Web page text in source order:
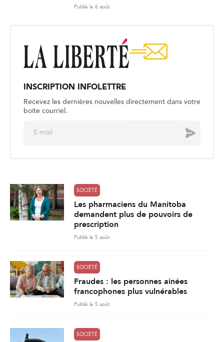
Publié le 6 août
INSCRIPTION INFOLETTRE
Recevez les dernières nouvelles directement dans votre
boite courriel.
Envoyer
SOCIÉTÉ
Les pharmaciens du Manitoba
demandent plus de pouvoirs de
prescription
Publié le 5 août
SOCIÉTÉ
Fraudes : les personnes ainées
francophones plus vulnérables
Publié le 5 août
SOCIÉTÉ